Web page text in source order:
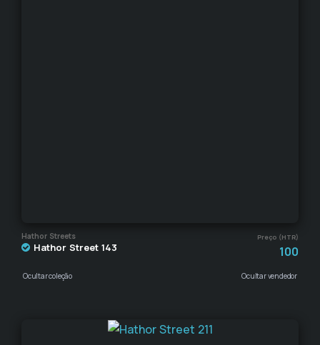
Hathor Streets Preço (HTR)
Hathor Street 143 100
Ocultar coleção Ocultar vendedor